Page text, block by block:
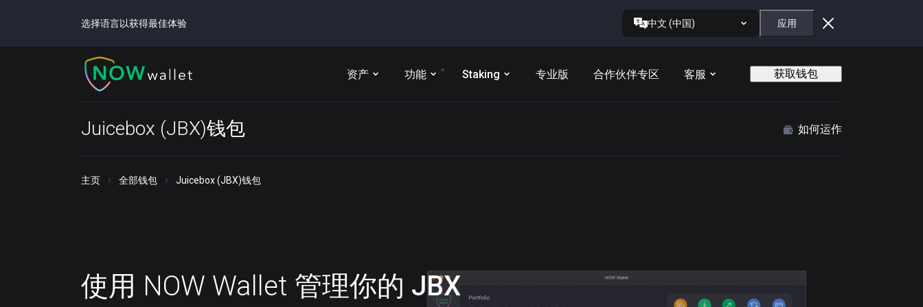
选择语言以获得最佳体验 中文 (中国) 应用
资产 功能 Staking 专业版 合作伙伴专区 客服 获取钱包
Juicebox (JBX)钱包 如何运作
主页 全部钱包 Juicebox (JBX)钱包
使用 NOW Wallet 管理你的 JBX